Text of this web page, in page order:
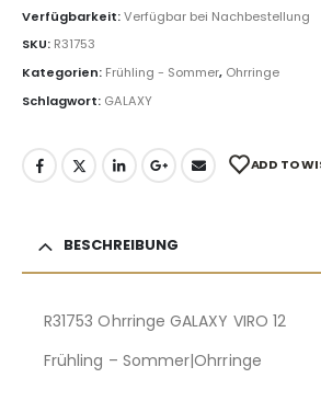
Verfügbarkeit:Verfügbar bei Nachbestellung
SKU: R31753
Kategorien: Frühling - Sommer, Ohrringe
Schlagwort: GALAXY
ADD TO
BESCHREIBUNG
R31753 Ohrringe GALAXY VIRO 12
Frühling – Sommer|Ohrringe